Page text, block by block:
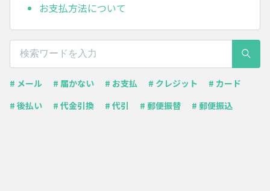
お支払方法について
# メール # 届かない # お支払 # クレジット
# カード
# 後払い
# 代金引換 # 代引 # 郵便振替 # 郵便振込